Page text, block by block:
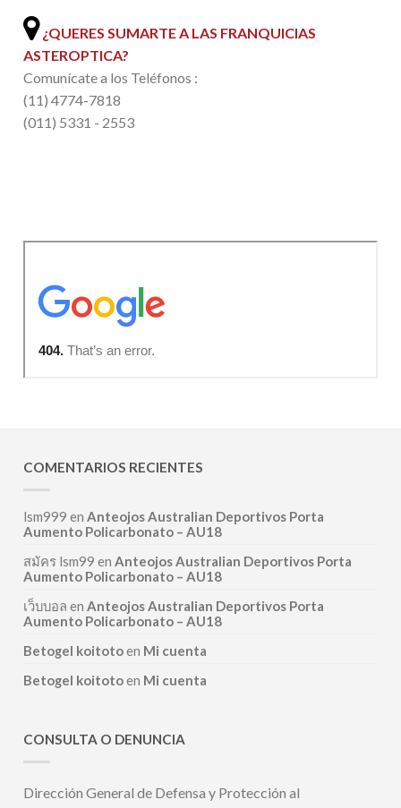
¿QUERES SUMARTE A LAS FRANQUICIAS
ASTEROPTICA?
Comunícate a los Teléfonos :
(11) 4774-7818
(011) 5331 - 2553
COMENTARIOS RECIENTES
lsm999 enAnteojos Australian Deportivos Porta
Aumento Policarbonato – AU18
สมัคร lsm99 enAnteojos Australian Deportivos Porta
Aumento Policarbonato – AU18
เว็บบอล enAnteojos Australian Deportivos Porta
Aumento Policarbonato – AU18
Betogel koitotoen Mi cuenta
Betogel koitotoen Mi cuenta
CONSULTA O DENUNCIA
Dirección General de Defensa y Protección al